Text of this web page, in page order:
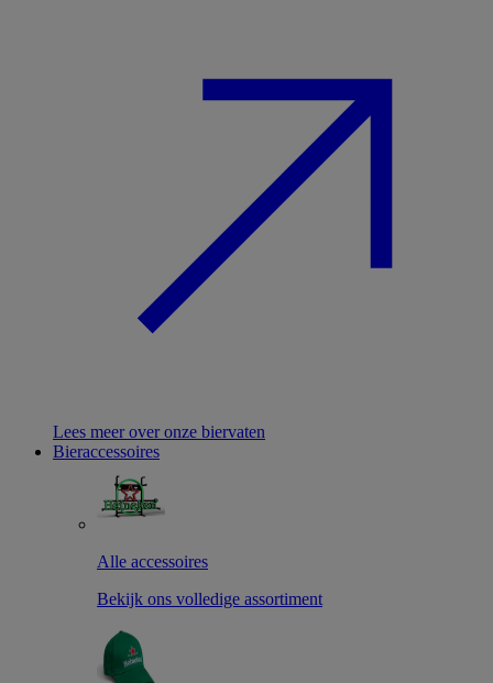
Lees meer over onze biervaten
Bieraccessoires
Alle accessoires
Bekijk ons volledige assortiment